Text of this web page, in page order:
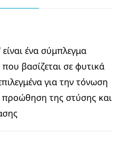
είναι ένα σύμπλεγμα
βασίζεται σε φυτικά
για την τόνωση
προώθηση της στύσης και